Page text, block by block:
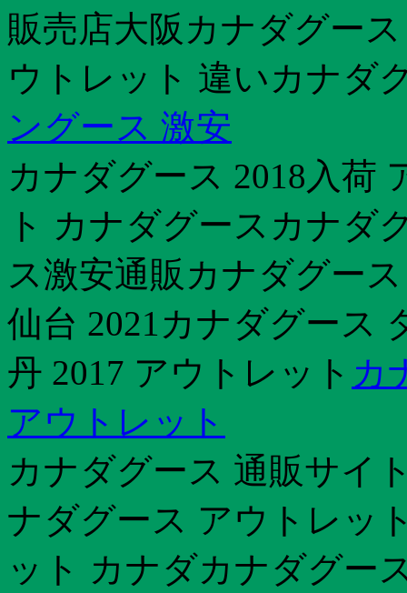
販売店大阪カナダグー
ウトレット 違いカナダ
ングース 激安
カナダグース 2018入荷
ト カナダグースカナダ
ス激安通販カナダグー
仙台 2021カナダグース
丹 2017 アウトレット カ
アウトレット
カナダグース 通販サイ
ナダグース アウトレッ
ット カナダカナダグー